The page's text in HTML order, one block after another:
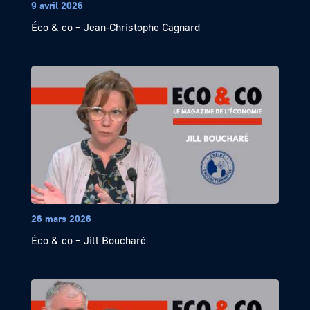
9 avril 2026
Éco & co – Jean-Christophe Cagnard
26 mars 2026
Éco & co – Jill Boucharé